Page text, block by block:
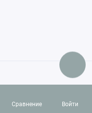
Сравнение
Войти